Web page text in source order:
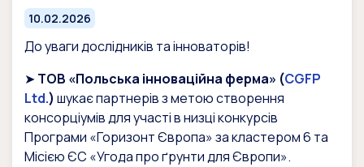
10.02.2026
До уваги дослідників та інноваторів!
➤ТОВ «Польська інноваційна ферма» (CGFP
Ltd.) шукає партнерів з метою створення
консорціумів для участі в низці конкурсів
Програми «Горизонт Європа» за кластером 6 та
Місією ЄС «Угода про ґрунти для Європи».